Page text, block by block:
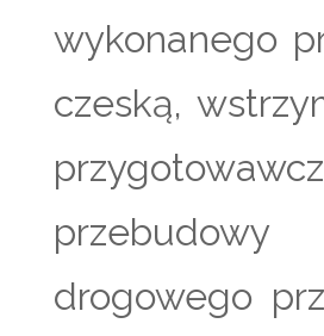
wykonanego
czeską,
drogowego